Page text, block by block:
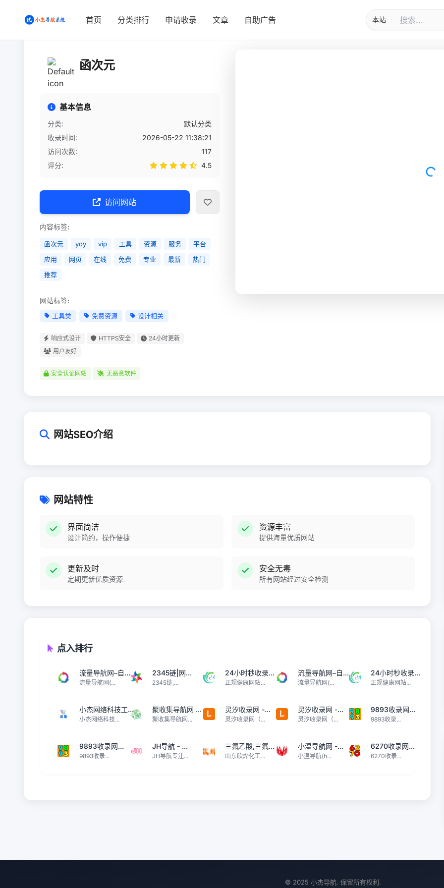
首页 分类排行 申请收录 文章 自助广告
首页 / 网站详情
函次元
基本信息
分类:
默认分类
收录时间:
2026-05-22 11:38:21
访问次数:
117
评分:
4.5
访问网站
内容标签:
函次元 yoy vip 工具 资源 服务
平台
应用
网页 在线 免费 专业 最新
热门
推荐
网站标签:
工具类 免费资源 设计相关
响应式设计 HTTPS安全
24小时更新
用户友好
安全认证网站 无恶意软件
网站SEO介绍
网站特性
界面简洁
设计简约，操作便捷
资源丰富
提供海量优质网站
更新及时
定期更新优质资源
安全无毒
所有网站经过安全检测
点入排行
流量导航网–自...
流量导航网(...
2345链|网...
2345链,...
24小时秒收录...
正规健康网站...
流量导航网–自...
流量导航网(...
24小时秒收录...
正规健康网站...
小杰网络科技工...
小杰网络科技...
聚收集导航网 ...
聚收集导航网...
灵汐收录网 -...
灵汐收录网（...
灵汐收录网 -...
灵汐收录网（...
9893收录网...
9893收录...
9893收录网...
9893收录...
JH导航 - ...
JH导航专注...
三氟乙酸,三氟...
山东欣烨化工...
小温导航网 -...
小温导航(h...
6270收录网...
6270收录...
© 2025 小杰导航. 保留所有权利.